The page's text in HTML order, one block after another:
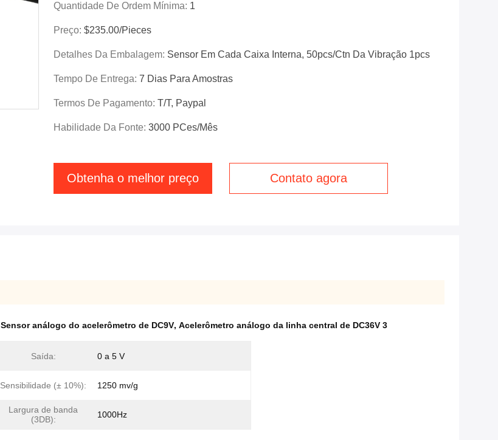
Quantidade De Ordem Mínima: 1
Preço: $235.00/Pieces
Detalhes Da Embalagem: Sensor Em Cada Caixa Interna, 50pcs/ctn Da Vibração 1pcs
Tempo De Entrega: 7 Dias Para Amostras
Termos De Pagamento: T/T, Paypal
Habilidade Da Fonte: 3000 PCes/mês
Obtenha o melhor preço Contato agora
Sensor análogo do acelerômetro de DC9V, Acelerômetro análogo da linha central de DC36V 3
Saída: 0 a 5 V
Sensibilidade (± 10%): 1250 mv/g
Largura de banda
(3DB):
1000Hz